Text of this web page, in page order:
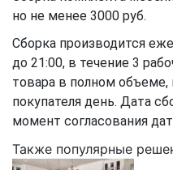
но не менее 3000 руб.
Сборка производится
до 21:00, в течение 3
товара в полном объеме,
покупателя день. Дата
момент согласования
Также популярные